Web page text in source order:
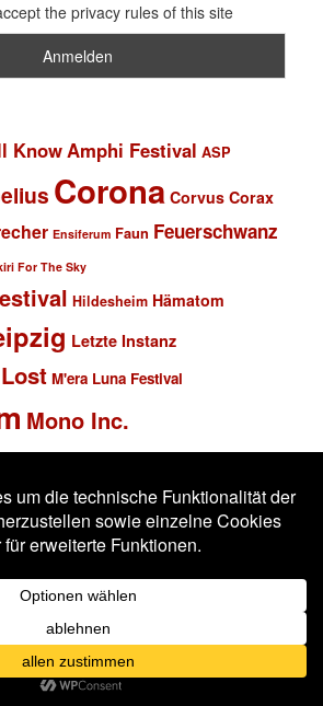
the privacy rules of this site
KnowAmphi Festival ASP
Corona Corvus Corax
Ensiferum Faun Feuerschwanz
For The Sky
Hildesheim Hämatom
Letzte Instanz
M'era Luna Festival
Mono Inc.
Schandmaul Schlachthof Solar Fake
Subway to Sally
Wacken
Air
TreffenWelle:Erdball